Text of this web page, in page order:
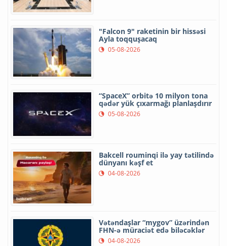
"Falcon 9" raketinin bir hissəsi
Ayla toqquşacaq
05-08-2026
“SpaceX” orbitə 10 milyon tona
qədər yük çıxarmağı planlaşdırır
05-08-2026
Bakcell rouminqi ilə yay tətilində
dünyanı kəşf et
04-08-2026
Vətəndaşlar “mygov” üzərindən
FHN-ə müraciət edə biləcəklər
04-08-2026